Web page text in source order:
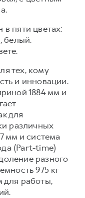
пяти цветах:
белый.
тех, кому
и инновации.
1884 мм и
для
различных
мм и система
(Part-time)
разного
975 кг
для работы,